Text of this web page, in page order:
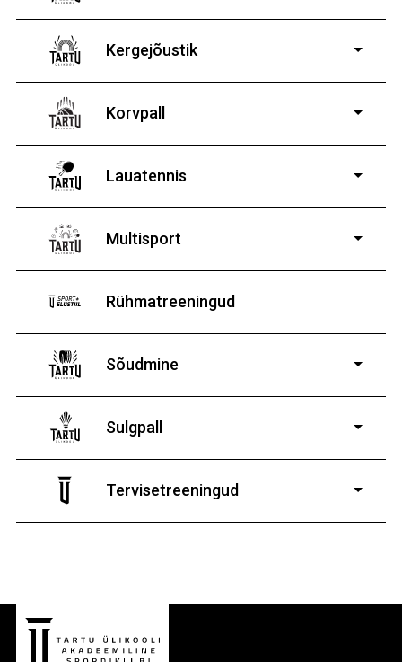
Kergejõustik
Korvpall
Lauatennis
poistele ja tüdrukutele
Multisport
Rühmatreeningud
Sõudmine
poistele ja tüdrukutele
Sulgpall
poistele ja tüdrukutele
Tervisetreeningud